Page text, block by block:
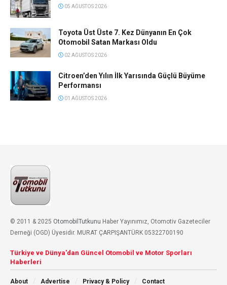
05 AĞUSTOS 2026
Toyota Üst Üste 7. Kez Dünyanın En Çok
Otomobil Satan Markası Oldu
02 AĞUSTOS 2026
Citroen’den Yılın İlk Yarısında Güçlü Büyüme
Performansı
01 AĞUSTOS 2026
© 2011 & 2025 OtomobilTutkunu Haber Yayınımız, Otomotiv Gazeteciler
Derneği (OGD) Üyesidir. MURAT ÇARPIŞANTÜRK 05322700190
Türkiye ve Dünya'dan Güncel Otomobil ve Motor Sporları
Haberleri
About Advertise Privacy & Policy Contact